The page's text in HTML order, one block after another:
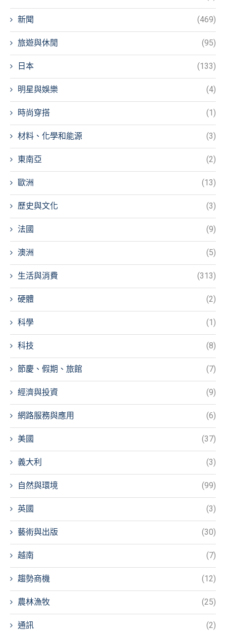
新聞 (469)
旅遊與休閒 (95)
日本 (133)
明星與娛樂 (4)
時尚穿搭 (1)
材料、化學和能源 (3)
東南亞 (2)
歐洲 (13)
歷史與文化 (3)
法國 (9)
澳洲 (5)
生活與消費 (313)
硬體 (2)
科學 (1)
科技 (8)
節慶、假期、旅館 (7)
經濟與投資 (9)
網路服務與應用 (6)
美國 (37)
義大利 (3)
自然與環境 (99)
英國 (3)
藝術與出版 (30)
越南 (7)
趨勢商機 (12)
農林漁牧 (25)
通訊 (2)